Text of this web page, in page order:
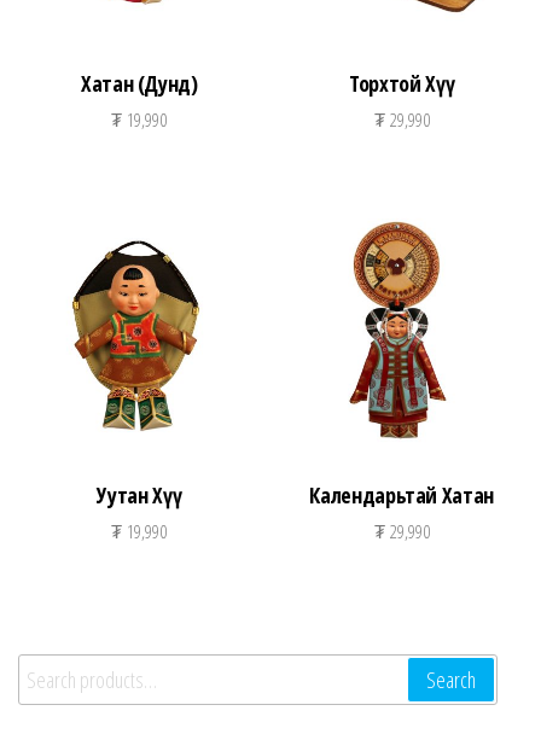
Хатан (Дунд)
₮ 19,990
Торхтой Хүү
₮29,990
Уутан Хүү
₮ 19,990
Календарьтай Хатан
₮29,990
Search for: Search